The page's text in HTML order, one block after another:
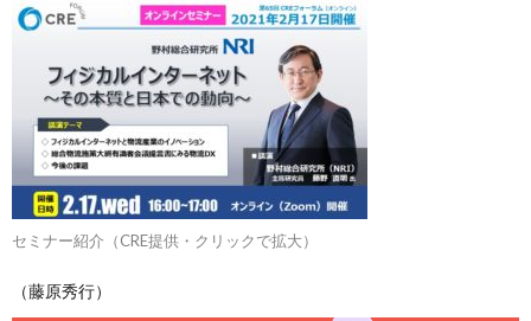
セミナー紹介（CRE提供・クリックで拡大）
（藤原秀行）